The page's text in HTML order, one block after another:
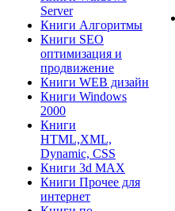
Server
Книги Алгоритмы
Книги SEO
оптимизация и
продвижение
Книги WEB дизайн
Книги Windows
2000
Книги
HTML,XML,
Dynamic, CSS
Книги 3d MAX
Книги Прочее для
интернет